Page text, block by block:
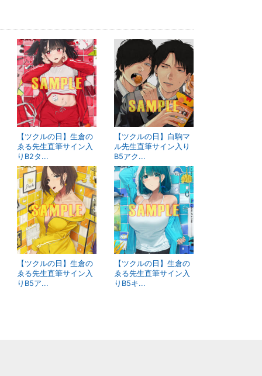
【ツクルの日】生倉の
ゑる先生直筆サイン入
りB2タ...
【ツクルの日】白駒マ
ル先生直筆サイン入り
B5アク...
【ツクルの日】生倉の
ゑる先生直筆サイン入
りB5ア...
【ツクルの日】生倉の
ゑる先生直筆サイン入
りB5キ...